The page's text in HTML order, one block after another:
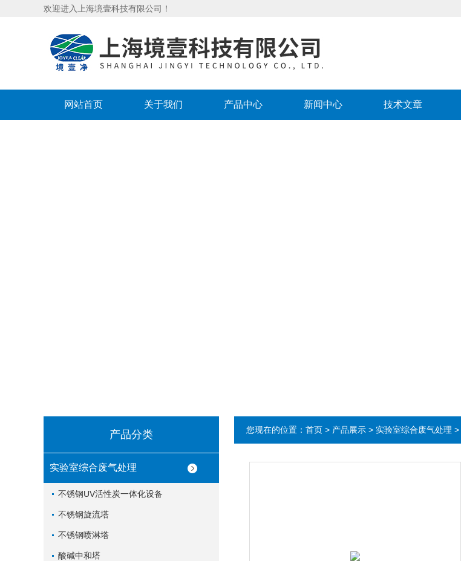
欢迎进入上海境壹科技有限公司！
网站首页 关于我们 产品中心 新闻中心 技术文章
产品分类
实验室综合废气处理
不锈钢UV活性炭一体化设备
不锈钢旋流塔
不锈钢喷淋塔
酸碱中和塔
您现在的位置： 首页 > 产品展示 > 实验室综合废气处理 >